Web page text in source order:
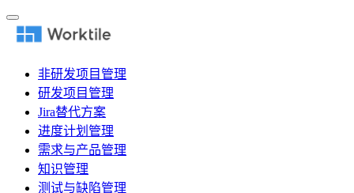
非研发项目管理
研发项目管理
Jira替代方案
进度计划管理
需求与产品管理
知识管理
测试与缺陷管理